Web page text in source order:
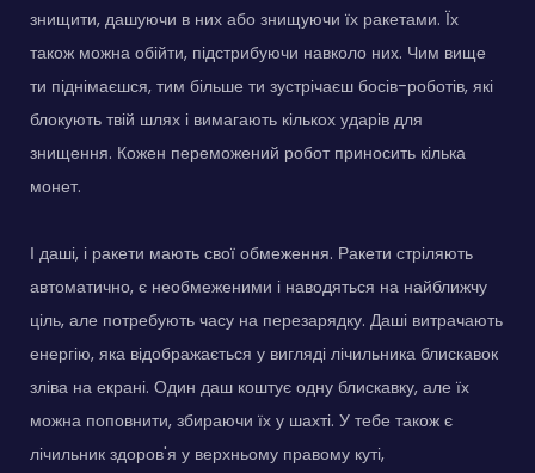
знищити, дашуючи в них або знищуючи їх ракетами. Їх
також можна обійти, підстрибуючи навколо них. Чим вище
ти піднімаєшся, тим більше ти зустрічаєш босів-роботів, які
блокують твій шлях і вимагають кількох ударів для
знищення. Кожен переможений робот приносить кілька
монет.
І даші, і ракети мають свої обмеження. Ракети стріляють
автоматично, є необмеженими і наводяться на найближчу
ціль, але потребують часу на перезарядку. Даші витрачають
енергію, яка відображається у вигляді лічильника блискавок
зліва на екрані. Один даш коштує одну блискавку, але їх
можна поповнити, збираючи їх у шахті. У тебе також є
лічильник здоров'я у верхньому правому куті,